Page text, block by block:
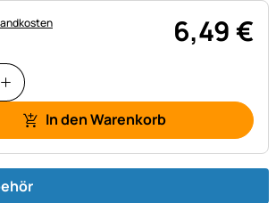
6,49€
In den Warenkorb